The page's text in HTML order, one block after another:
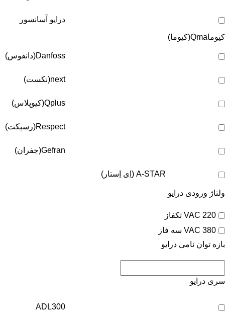
درایو آسانسور
کیوماQma(کیوما)
Danfoss(دانفوس)
next(نکست)
Qplus(کیوپلاس)
Respect(رسپکت)
Gefran(جفران)
A-STAR (اِی اِستار)
ولتاژ ورودی درایو
220 VAC تکفاز
380 VAC سه فاز
بازه توان نامی درایو
سری درایو
ADL300